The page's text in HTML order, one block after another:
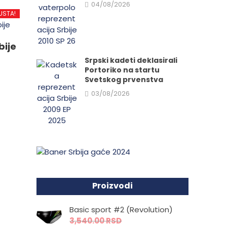
04/08/2026
Srpski kadeti deklasirali
Portoriko na startu
Svetskog prvenstva
03/08/2026
Proizvodi
Basic sport #2 (Revolution)
3,540.00RSD